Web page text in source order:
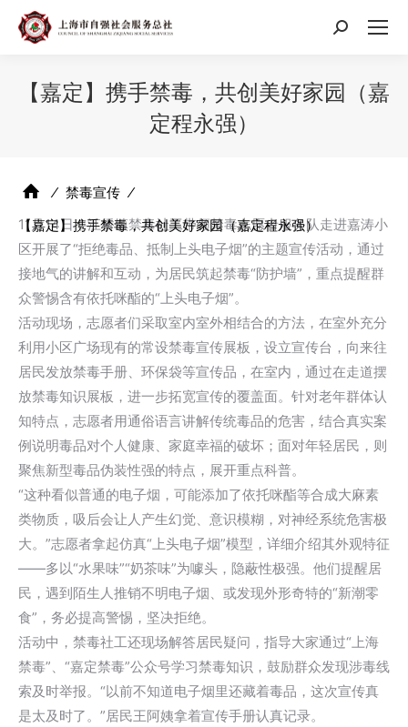
搜
【嘉定】携手禁毒，共创美好家园（嘉
定程永强）
⁄ 禁毒宣传 ⁄
【嘉定】携手禁毒，共创美好家园（嘉定程永强）
11月14日，江桥镇禁毒社工带领禁毒志愿者服务队走进嘉涛小
区开展了“拒绝毒品、抵制上头电子烟”的主题宣传活动，通过
接地气的讲解和互动，为居民筑起禁毒“防护墙”，重点提醒群
众警惕含有依托咪酯的“上头电子烟”。
活动现场，志愿者们采取室内室外相结合的方法，在室外充分
利用小区广场现有的常设禁毒宣传展板，设立宣传台，向来往
居民发放禁毒手册、环保袋等宣传品，在室内，通过在走道摆
放禁毒知识展板，进一步拓宽宣传的覆盖面。针对老年群体认
知特点，志愿者用通俗语言讲解传统毒品的危害，结合真实案
例说明毒品对个人健康、家庭幸福的破坏；面对年轻居民，则
聚焦新型毒品伪装性强的特点，展开重点科普。
“这种看似普通的电子烟，可能添加了依托咪酯等合成大麻素
类物质，吸后会让人产生幻觉、意识模糊，对神经系统危害极
大。”志愿者拿起仿真“上头电子烟”模型，详细介绍其外观特征
——多以“水果味”“奶茶味”为噱头，隐蔽性极强。他们提醒居
民，遇到陌生人推销不明电子烟、或发现外形奇特的“新潮零
食”，务必提高警惕，坚决拒绝。
活动中，禁毒社工还现场解答居民疑问，指导大家通过“上海
禁毒”、“嘉定禁毒”公众号学习禁毒知识，鼓励群众发现涉毒线
索及时举报。“以前不知道电子烟里还藏着毒品，这次宣传真
是太及时了。”居民王阿姨拿着宣传手册认真记录。